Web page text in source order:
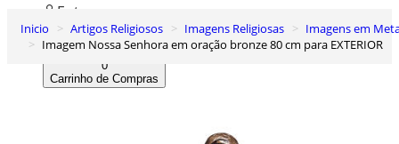
Entrar
Lista de Desejos
0
Carrinho de Compras
Inicio Artigos Religiosos Imagens Religiosas
Imagens em
Imagem Nossa Senhora em oração bronze 80 cm para EXTERIOR